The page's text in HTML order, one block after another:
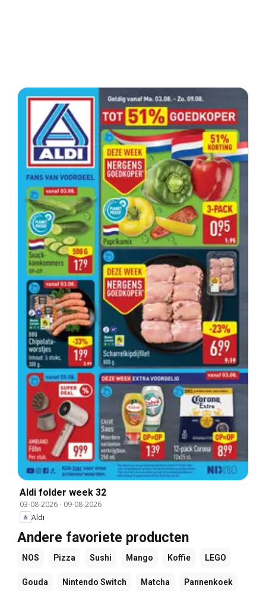
Aldi folder week 32
03-08-2026- 09-08-2026
Aldi
Andere favoriete producten
NOS Pizza Sushi Mango Koffie LEGO
Gouda Nintendo Switch Matcha Pannenkoek